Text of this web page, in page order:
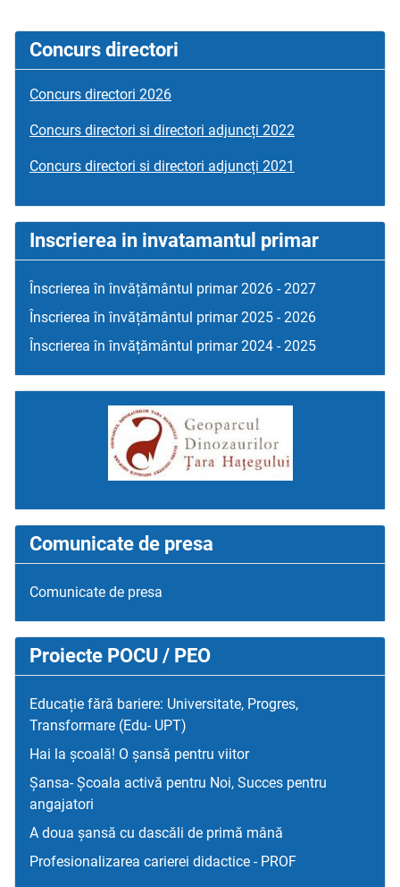
Concurs directori
Concurs directori 2026
Concurs directori si directori adjuncți 2022
Concurs directori si directori adjuncți 2021
Inscrierea in invatamantul primar
Înscrierea în învățământul primar 2026 - 2027
Înscrierea în învățământul primar 2025 - 2026
Înscrierea în învățământul primar 2024 - 2025
Comunicate de presa
Comunicate de presa
Proiecte POCU / PEO
Educație fără bariere: Universitate, Progres,
Transformare (Edu- UPT)
Hai la școală! O șansă pentru viitor
Șansa- Școala activă pentru Noi, Succes pentru
angajatori
A doua șansă cu dascăli de primă mână
Profesionalizarea carierei didactice - PROF